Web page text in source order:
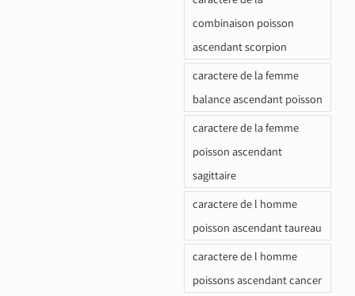
combinaison poisson
ascendant scorpion
caractere de la femme
balance ascendant poisson
caractere de la femme
poisson ascendant
sagittaire
caractere de l homme
poisson ascendant taureau
caractere de l homme
poissons ascendant cancer